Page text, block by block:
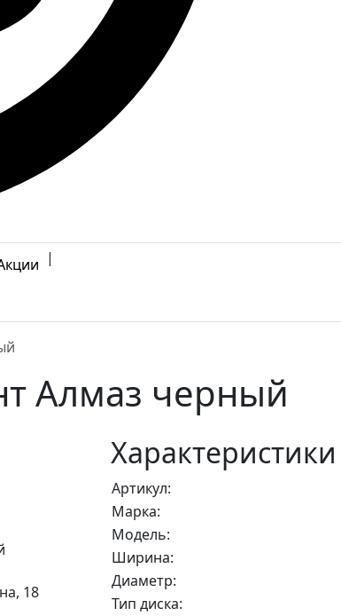
|
Алмаз черный
18
Характеристики
Артикул:
Марка:
Модель:
Ширина:
Диаметр:
Тип диска: